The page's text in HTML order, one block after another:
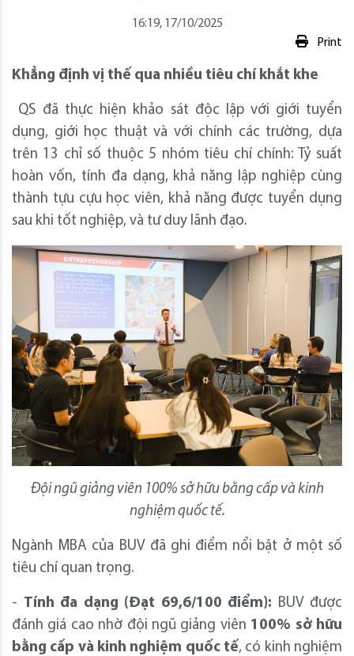
16:19, 17/10/2025
Print
Khẳng định vị thế qua nhiều tiêu chí khắt khe
QS đã thực hiện khảo sát độc lập với giới tuyển
dụng, giới học thuật và với chính các trường, dựa
trên 13 chỉ số thuộc 5 nhóm tiêu chí chính: Tỷ suất
hoàn vốn, tính đa dạng, khả năng lập nghiệp cùng
thành tựu cựu học viên, khả năng được tuyển dụng
sau khi tốt nghiệp, và tư duy lãnh đạo.
Đội ngũ giảng viên 100% sở hữu bằng cấp và kinh
nghiệm quốc tế.
Ngành MBA của BUV đã ghi điểm nổi bật ở một số
tiêu chí quan trọng.
- Tính đa dạng (Đạt 69,6/100 điểm): BUV được
đánh giá cao nhờ đội ngũ giảng viên 100% sở hữu
bằng cấp và kinh nghiệm quốc tế, có kinh nghiệm